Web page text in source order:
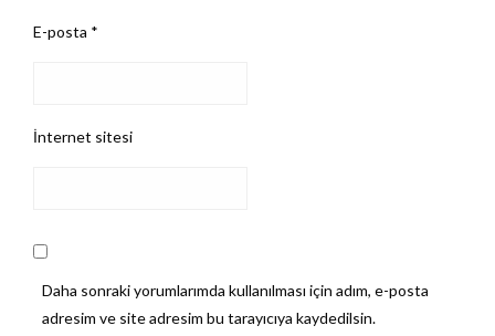
E-posta *
İnternet sitesi
Daha sonraki yorumlarımda kullanılması için adım, e-posta
adresim ve site adresim bu tarayıcıya kaydedilsin.